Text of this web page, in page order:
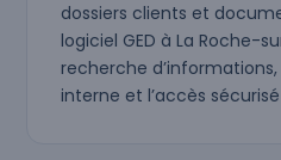
dossiers clients et
logiciel GED à La Roche-
recherche
interne et l’accès